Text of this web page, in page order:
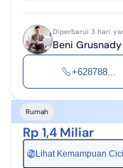
Diperbarui 3 hari
Beni Grusnady
+628788...
Rumah
Rp 1,4 Miliar
Rp Lihat Kemampuan